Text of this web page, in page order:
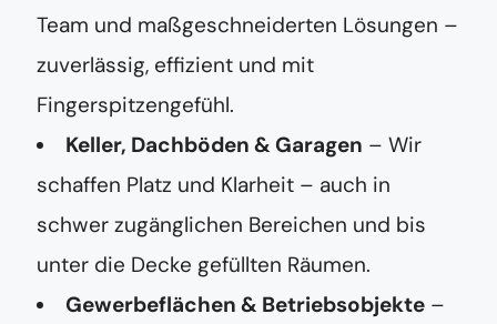
Team und maßgeschneiderten Lösungen –
zuverlässig, effizient und mit
Fingerspitzengefühl.
Keller, Dachböden & Garagen – Wir
schaffen Platz und Klarheit – auch in
schwer zugänglichen Bereichen und bis
unter die Decke gefüllten Räumen.
Gewerbeflächen & Betriebsobjekte –